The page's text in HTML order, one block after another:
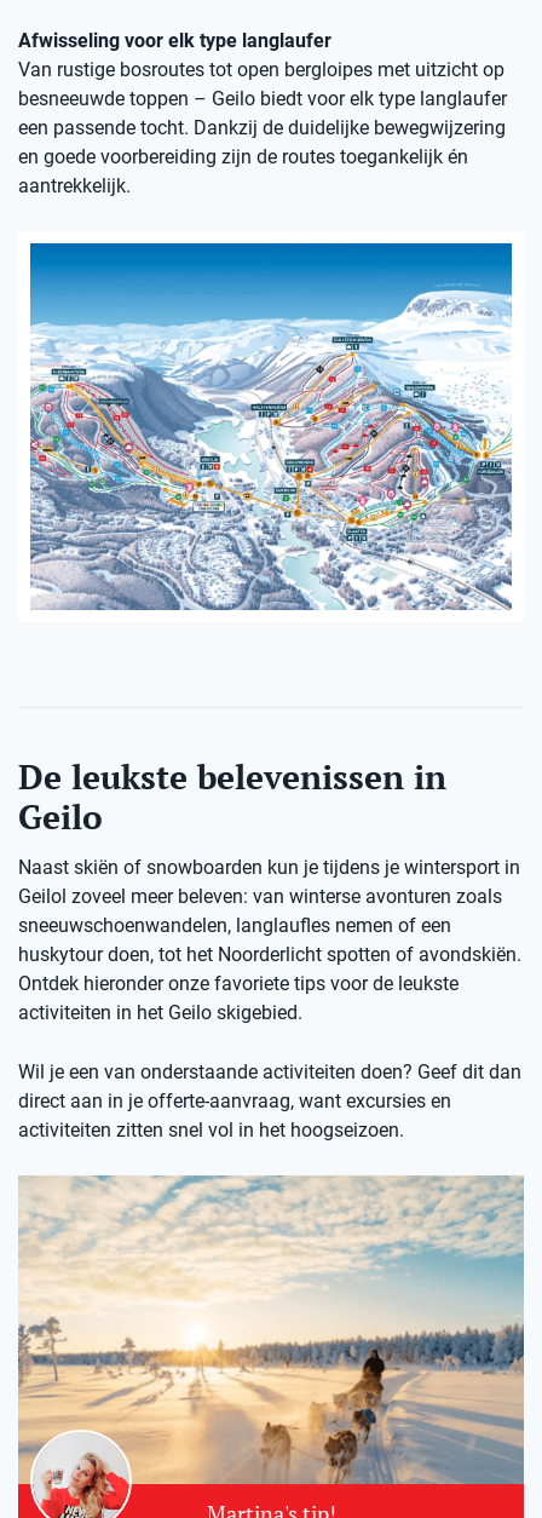
Afwisseling voor elk type langlaufer
Van rustige bosroutes tot open bergloipes met uitzicht op
besneeuwde toppen – Geilo biedt voor elk type langlaufer
een passende tocht. Dankzij de duidelijke bewegwijzering
en goede voorbereiding zijn de routes toegankelijk én
aantrekkelijk.
De leukste belevenissen in
Geilo
Naast skiën of snowboarden kun je tijdens je wintersport in
Geilol zoveel meer beleven: van winterse avonturen zoals
sneeuwschoenwandelen, langlaufles nemen of een
huskytour doen, tot het Noorderlicht spotten of avondskiën.
Ontdek hieronder onze favoriete tips voor de leukste
activiteiten in het Geilo skigebied.
Wil je een van onderstaande activiteiten doen? Geef dit dan
direct aan in je offerte-aanvraag, want excursies en
activiteiten zitten snel vol in het hoogseizoen.